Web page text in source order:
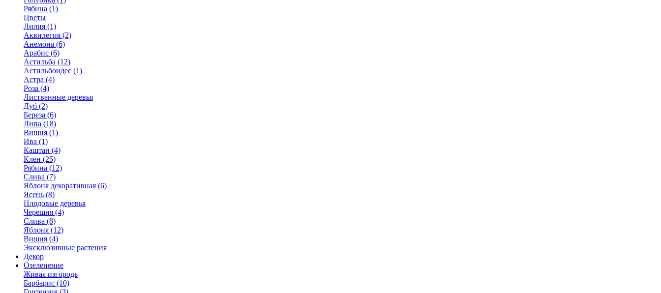
Рябина (1)
Цветы
Лилия (1)
Аквилегия (2)
Анемона (6)
Арабис (6)
Астильба (12)
Астильбоидес (1)
Астра (4)
Роза (4)
Лиственные деревья
Дуб (2)
Береза (6)
Липа (18)
Вишня (1)
Ива (1)
Каштан (4)
Клен (25)
Рябина (12)
Слива (7)
Яблоня декоративная (6)
Ясень (8)
Плодовые деревья
Черешня (4)
Слива (8)
Яблоня (12)
Вишня (4)
Эксклюзивные растения
Декор
Озеленение
Живая изгородь
Барбарис (10)